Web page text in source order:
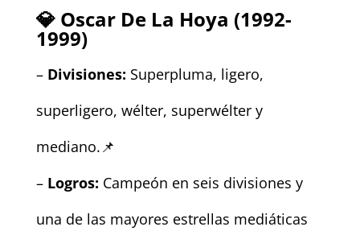
💎Oscar De La Hoya (1992-
1999)
– Divisiones: Superpluma, ligero,
superligero, wélter, superwélter y
mediano.📌
– Logros: Campeón en seis divisiones y
una de las mayores estrellas mediáticas